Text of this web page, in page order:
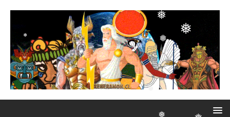
❅
❅
❅
❅
❅
❅
❅
❅